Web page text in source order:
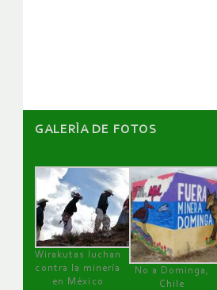
GALERÌA DE FOTOS
Wirakutas luchan
contra la minería
en México
No a Dominga,
Chile